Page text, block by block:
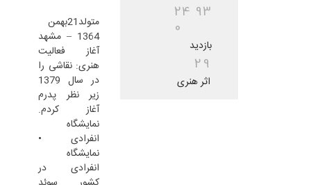
24 93
0
بازدید
29
اثر هنری
متولد21بهمن
1364 – مشهد
آغاز فعاليت
هنری: نقاشی را
در سال 1379
زیر نظر پدرم
آغاز کردم.
نمایشگاه
انفرادی •
نمایشگاه
انفرادی در